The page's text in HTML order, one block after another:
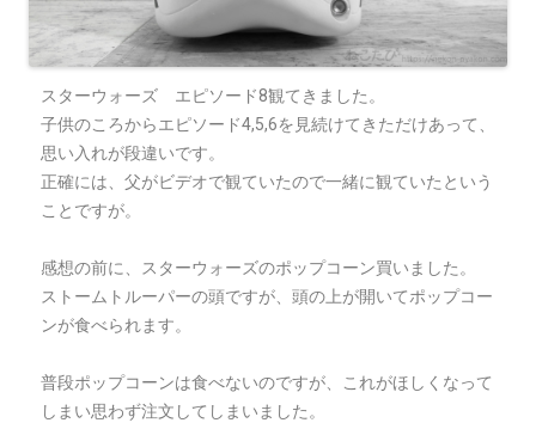
スターウォーズ エピソード8観てきました。
子供のころからエピソード4,5,6を見続けてきただけあって、
思い入れが段違いです。
正確には、父がビデオで観ていたので一緒に観ていたという
ことですが。
感想の前に、スターウォーズのポップコーン買いました。
ストームトルーパーの頭ですが、頭の上が開いてポップコー
ンが食べられます。
普段ポップコーンは食べないのですが、これがほしくなって
しまい思わず注文してしまいました。